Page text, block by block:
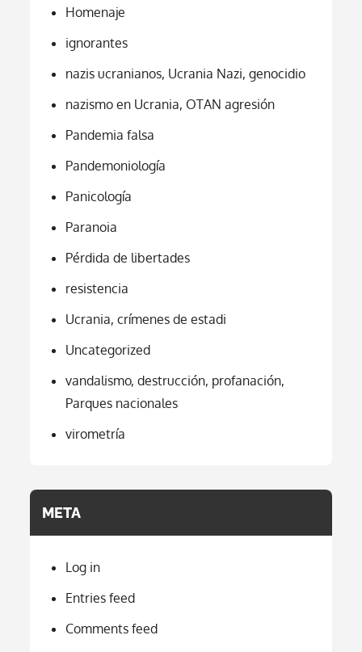
Homenaje
ignorantes
nazis ucranianos, Ucrania Nazi, genocidio
nazismo en Ucrania, OTAN agresión
Pandemia falsa
Pandemoniología
Panicología
Paranoia
Pérdida de libertades
resistencia
Ucrania, crímenes de estadi
Uncategorized
vandalismo, destrucción, profanación,
Parques nacionales
virometría
META
Log in
Entries feed
Comments feed